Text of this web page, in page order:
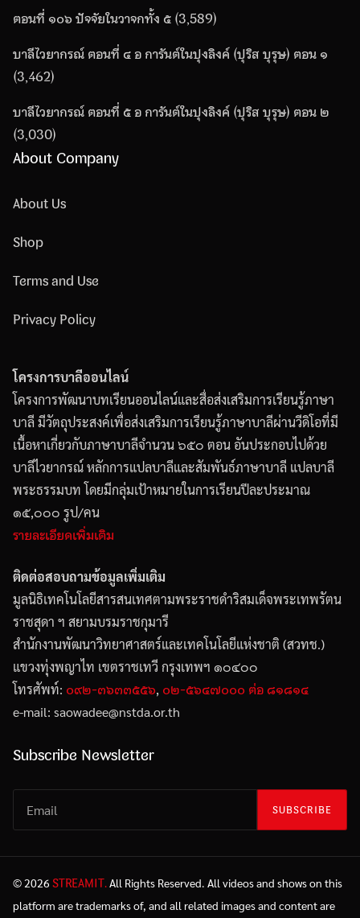
ตอนที่ ๑๐๖ ปัจจัยในวาจกทั้ง ๕(3,589)
บาลีไวยากรณ์ ตอนที่ ๔ อ การันต์ในปุงลิงค์ (ปุริส บุรุษ) ตอน ๑
(3,462)
บาลีไวยากรณ์ ตอนที่ ๕ อ การันต์ในปุงลิงค์ (ปุริส บุรุษ) ตอน ๒
(3,030)
About Company
About Us
Shop
Terms and Use
Privacy Policy
โครงการบาลีออนไลน์
โครงการพัฒนาบทเรียนออนไลน์และสื่อส่งเสริมการเรียนรู้ภาษา
บาลี มีวัตถุประสงค์เพื่อส่งเสริมการเรียนรู้ภาษาบาลีผ่านวีดิโอที่มี
เนื้อหาเกี่ยวกับภาษาบาลีจำนวน ๖๕๐ ตอน อันประกอบไปด้วย
บาลีไวยากรณ์ หลักการแปลบาลีและสัมพันธ์ภาษาบาลี แปลบาลี
พระธรรมบท โดยมีกลุ่มเป้าหมายในการเรียนปีละประมาณ
๑๕,๐๐๐ รูป/คน
รายละเอียดเพิ่มเติม
ติดต่อสอบถามข้อมูลเพิ่มเติม
มูลนิธิเทคโนโลยีสารสนเทศตามพระราชดำริสมเด็จพระเทพรัตน
ราชสุดา ฯ สยามบรมราชกุมารี
สำนักงานพัฒนาวิทยาศาสตร์และเทคโนโลยีแห่งชาติ (สวทช.)
แขวงทุ่งพญาไท เขตราชเทวี กรุงเทพฯ ๑๐๔๐๐
โทรศัพท์: ๐๙๒-๓๖๓๓๕๕๖, ๐๒-๕๖๔๗๐๐๐ ต่อ ๘๑๘๑๔
e-mail: saowadee@nstda.or.th
Subscribe Newsletter
SUBSCRIBE
© 2026 STREAMIT.All Rights Reserved. All videos and shows on this
platform are trademarks of, and all related images and content are